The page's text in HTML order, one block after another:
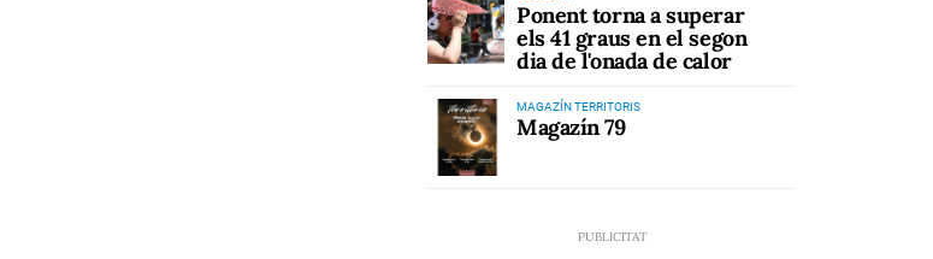
Ponent torna a superar
els 41 graus en el segon
dia de l'onada de calor
MAGAZÍN TERRITORIS
Magazín 79